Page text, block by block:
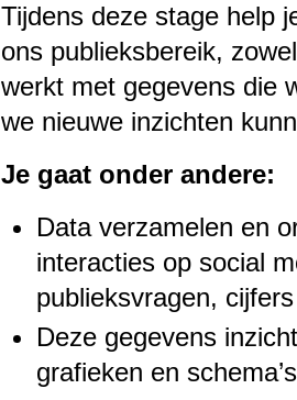
Tijdens deze stage help
ons publieksbereik,
werkt met gegevens die
we nieuwe inzichten
Je gaat onder andere:
Data verzamelen en
interacties op social
publieksvragen,
Deze gegevens
grafieken en